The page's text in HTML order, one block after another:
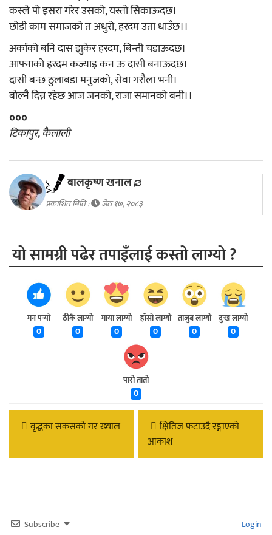
कस्ले पो इसरा गरेर उसको, यस्तो सिकाऊदछ।
छोडी काम समाजको त अधुरो, हरदम उता धाउँछ।।
अर्काको बनि दास झुकेर हरदम, बिन्ती चडाऊदछ।
आफ्नाको हरदम कज्याइ कन ऊ दासी बनाऊदछ।
दासी बन्छ ठुलाबडा मनुजको, सेवा गरौला भनी।
बोल्नै दिन्न रहेछ आज जनको, राजा समानको बनी।।
०००
टिकापुर, कैलाली
बालकृष्ण खनाल
प्रकाशित मिति : जेठ १७, २०८३
यो सामग्री पढेर तपाइँलाई कस्तो लाग्यो ?
मन पर्‍यो
0
ठीकै लाग्यो
0
माया लाग्यो
0
हाँसो लाग्यो
0
ताजुब लाग्यो
0
दुःख लाग्यो
0
पारो तातो
0
वृद्धका सकसको गर ख्याल
क्षितिज फटाउदै रङ्गाएको
आकाश
Subscribe Login